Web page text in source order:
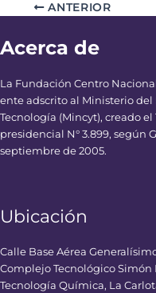
ANTERIOR
Acerca de
La Fundación Centro
ente adscrito al Ministerio del
Tecnología (Mincyt), creado
presidencial N° 3.899, según
septiembre de 2005.
Ubicación
Calle Base Aérea
Complejo Tecnológico Simón
Tecnología Química, La